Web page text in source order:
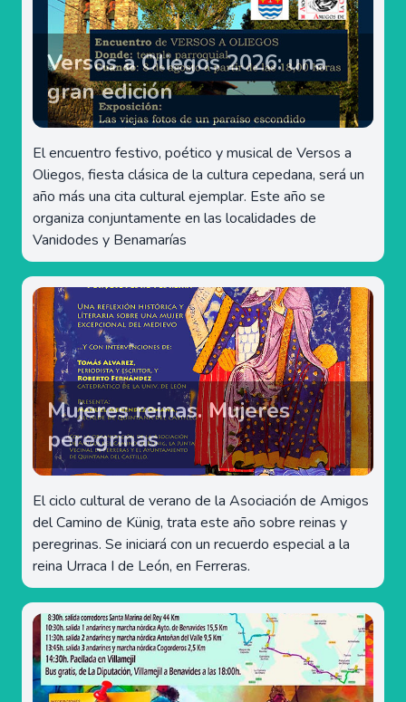
Versos a Oliegos 2026: una
gran edición
El encuentro festivo, poético y musical de Versos a
Oliegos, fiesta clásica de la cultura cepedana, será un
año más una cita cultural ejemplar. Este año se
organiza conjuntamente en las localidades de
Vanidodes y Benamarías
Mujeres reinas. Mujeres
peregrinas
El ciclo cultural de verano de la Asociación de Amigos
del Camino de Künig, trata este año sobre reinas y
peregrinas. Se iniciará con un recuerdo especial a la
reina Urraca I de León, en Ferreras.